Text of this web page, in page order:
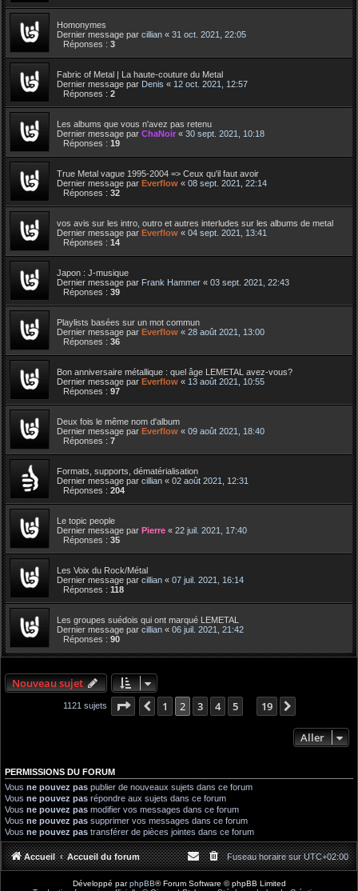
Homonymes
Dernier message par cillian « 31 oct. 2021, 22:05
Réponses : 3
Fabric of Metal | La haute-couture du Metal
Dernier message par Denis « 12 oct. 2021, 12:57
Réponses : 2
Les albums que vous n'avez pas retenu
Dernier message par ChaNoir « 30 sept. 2021, 10:18
Réponses : 19
True Metal vague 1995-2004 => Ceux qu'il faut avoir
Dernier message par Everflow « 08 sept. 2021, 22:14
Réponses : 32
vos avis sur les intro, outro et autres interludes sur les albums de metal
Dernier message par Everflow « 04 sept. 2021, 13:41
Réponses : 14
Japon : J-musique
Dernier message par Frank Hammer « 03 sept. 2021, 22:43
Réponses : 39
Playlists basées sur un mot commun
Dernier message par Everflow « 28 août 2021, 13:00
Réponses : 36
Bon anniversaire métallique : quel âge LEMETAL avez-vous?
Dernier message par Everflow « 13 août 2021, 10:55
Réponses : 97
Deux fois le même nom d'album
Dernier message par Everflow « 09 août 2021, 18:40
Réponses : 7
Formats, supports, dématérialisation
Dernier message par cillian « 02 août 2021, 12:31
Réponses : 204
Le topic people
Dernier message par Pierre « 22 juil. 2021, 17:40
Réponses : 35
Les Voix du Rock/Métal
Dernier message par cillian « 07 juil. 2021, 16:14
Réponses : 118
Les groupes suédois qui ont marqué LEMETAL
Dernier message par cillian « 06 juil. 2021, 21:42
Réponses : 90
Nouveau sujet
1121 sujets Page sur19
Précédent
1 2 3 4 5 19
Aller
PERMISSIONS DU FORUM
Vous ne pouvez pas publier de nouveaux sujets dans ce forum
Vous ne pouvez pas répondre aux sujets dans ce forum
Vous ne pouvez pas modifier vos messages dans ce forum
Vous ne pouvez pas supprimer vos messages dans ce forum
Vous ne pouvez pas transférer de pièces jointes dans ce forum
Accueil Accueil du forum Fuseau horaire surUTC+02:00
Développé parphpBB® Forum Software © phpBB Limited